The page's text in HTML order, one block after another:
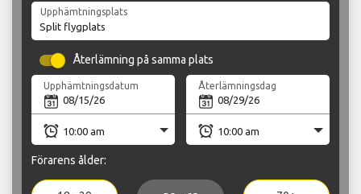
Upphämtningsplats
Återlämning på samma plats
Upphämtningsdatum Återlämningsdag
Förarens ålder: